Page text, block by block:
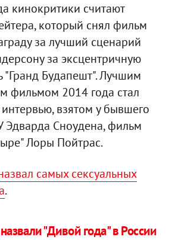
кинокритики считают
который снял фильм
за лучший сценарий
за эксцентричную
"Гранд Будапешт". Лучшим
фильмом 2014 года стал
взятом у бывшего
Эдварда Сноудена, фильм
Лоры Пойтрас.
самых сексуальных
.
"Дивой года" в России